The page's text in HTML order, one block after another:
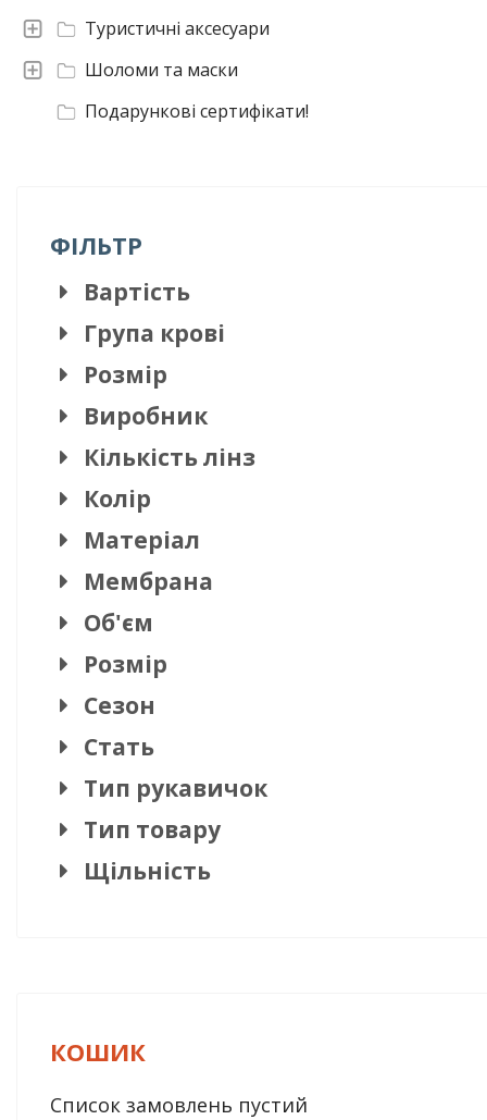
Подарункові сертифікати!
Шоломи та маски
Туристичні аксесуари
ФІЛЬТР
Вартість
Група крові
Розмір
Виробник
Кількість лінз
Колір
Матеріал
Мембрана
Об'єм
Розмір
Сезон
Стать
Тип рукавичок
Тип товару
Щільність
КОШИК
Список замовлень пустий